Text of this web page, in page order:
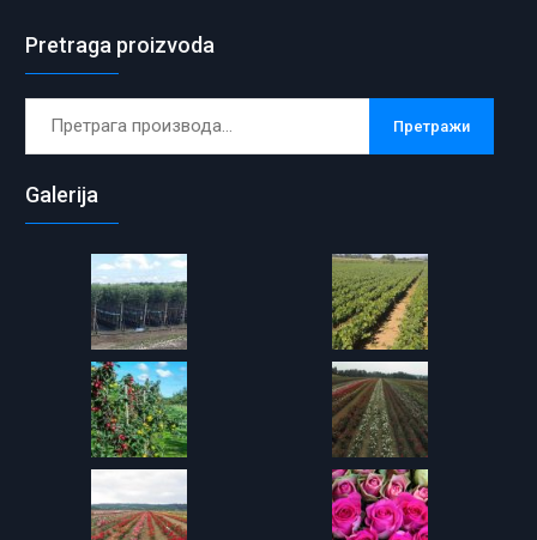
Pretraga proizvoda
Претрага
Претражи
Galerija